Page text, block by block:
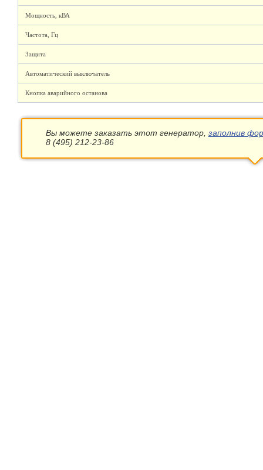
Мощность, кВА
Частота, Гц
Защита
Автоматический выключатель
Кнопка аварийного останова
Вы можете заказать этот генератор, заполнив
8 (495) 212-23-86